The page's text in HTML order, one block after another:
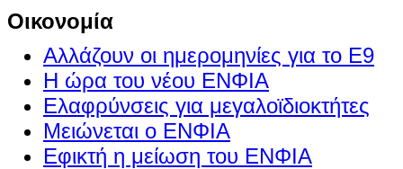
Οικονομία
Αλλάζουν οι ημερομηνίες για το Ε9
Η ώρα του νέου ΕΝΦΙΑ
Ελαφρύνσεις για μεγαλοϊδιοκτήτες
Μειώνεται ο ΕΝΦΙΑ
Εφικτή η μείωση του ΕΝΦΙΑ